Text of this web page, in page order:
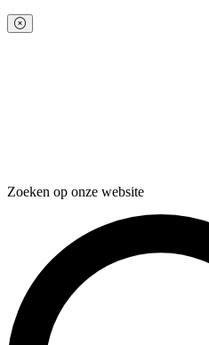
Zoeken op onze website